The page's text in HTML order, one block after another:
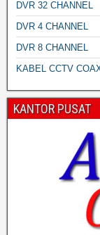
DVR 32 CHANNEL
DVR 4 CHANNEL
DVR 8 CHANNEL
KABEL CCTV
KANTOR PUSAT